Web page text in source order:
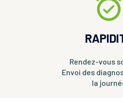
Rendez-vous
Envoi des
la